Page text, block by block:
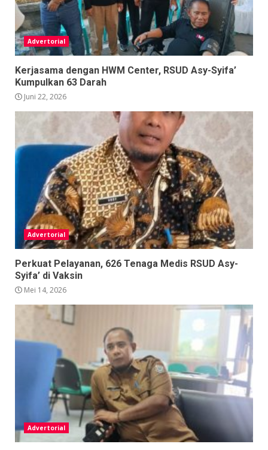
Advertorial
Kerjasama dengan HWM Center, RSUD Asy-Syifa’
Kumpulkan 63 Darah
Juni 22, 2026
Advertorial
Perkuat Pelayanan, 626 Tenaga Medis RSUD Asy-
Syifa’ di Vaksin
Mei 14, 2026
Advertorial